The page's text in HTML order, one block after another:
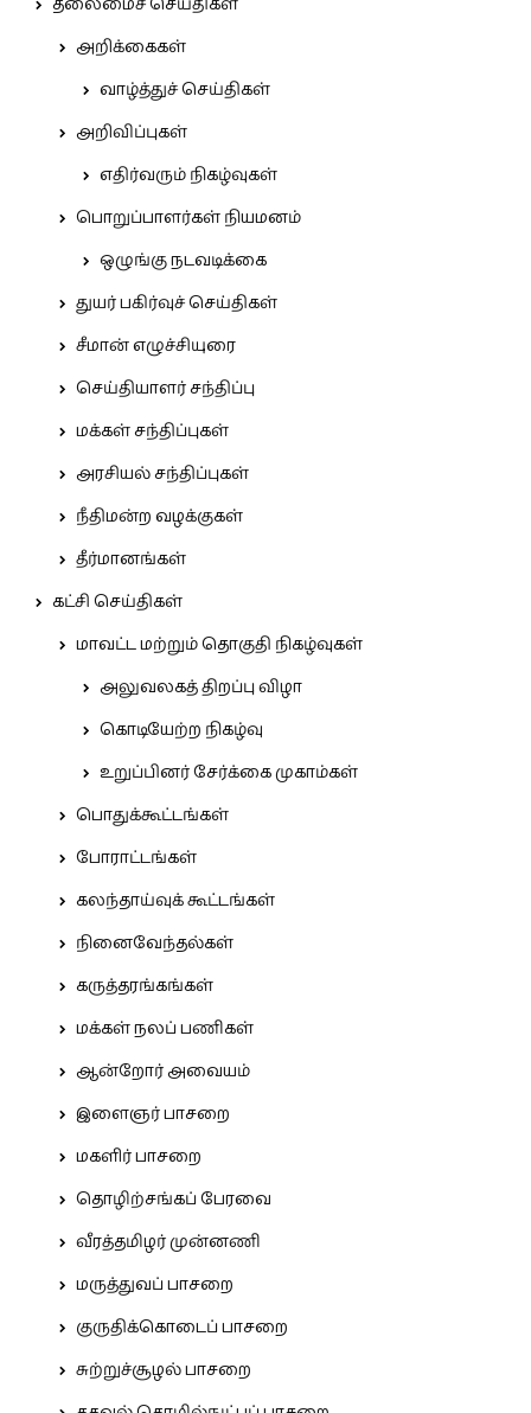
அறிக்கைகள்
வாழ்த்துச் செய்திகள்
அறிவிப்புகள்
எதிர்வரும் நிகழ்வுகள்
பொறுப்பாளர்கள் நியமனம்
ஒழுங்கு நடவடிக்கை
துயர் பகிர்வுச் செய்திகள்
சீமான் எழுச்சியுரை
செய்தியாளர் சந்திப்பு
மக்கள் சந்திப்புகள்
அரசியல் சந்திப்புகள்
நீதிமன்ற வழக்குகள்
தீர்மானங்கள்
கட்சி செய்திகள்
மாவட்ட மற்றும் தொகுதி நிகழ்வுகள்
அலுவலகத் திறப்பு விழா
கொடியேற்ற நிகழ்வு
உறுப்பினர் சேர்க்கை முகாம்கள்
பொதுக்கூட்டங்கள்
போராட்டங்கள்
கலந்தாய்வுக் கூட்டங்கள்
நினைவேந்தல்கள்
கருத்தரங்கங்கள்
மக்கள் நலப் பணிகள்
ஆன்றோர் அவையம்
இளைஞர் பாசறை
மகளிர் பாசறை
தொழிற்சங்கப் பேரவை
வீரத்தமிழர் முன்னணி
மருத்துவப் பாசறை
குருதிக்கொடைப் பாசறை
சுற்றுச்சூழல் பாசறை